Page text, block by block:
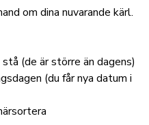
om dina nuvarande kärl.
(de är större än dagens)
(du får nya datum i